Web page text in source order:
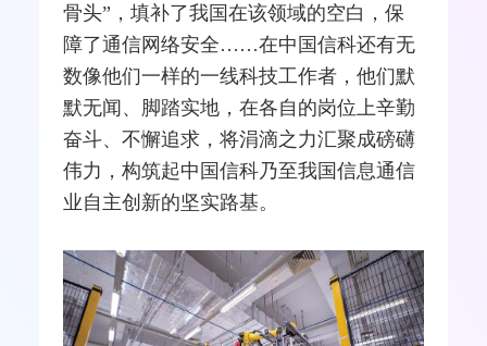
骨头”，填补了我国在该领域的空白，保
障了通信网络安全……在中国信科还有无
数像他们一样的一线科技工作者，他们默
默无闻、脚踏实地，在各自的岗位上辛勤
奋斗、不懈追求，将涓滴之力汇聚成磅礴
伟力，构筑起中国信科乃至我国信息通信
业自主创新的坚实路基。